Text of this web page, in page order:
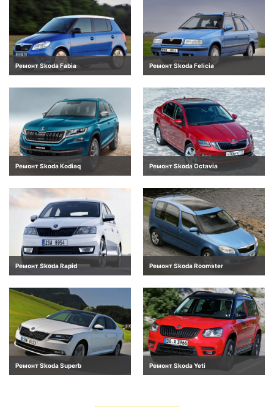
Ремонт Skoda Fabia Ремонт Skoda Felicia
Ремонт Skoda Kodiaq Ремонт Skoda Octavia
Ремонт Skoda Rapid Ремонт Skoda Roomster
Ремонт Skoda Superb Ремонт Skoda Yeti